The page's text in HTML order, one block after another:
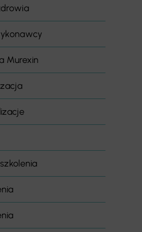
Murexin